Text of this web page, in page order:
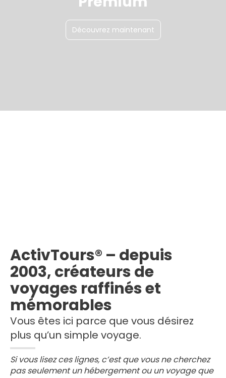
Découvrez maintenant
ActivTours® – depuis
2003, créateurs de
voyages raffinés et
mémorables
Vous êtes ici parce que vous désirez
plus qu’un simple voyage.
Si vous lisez ces lignes, c’est que vous ne cherchez
pas seulement un hébergement ou un voyage que